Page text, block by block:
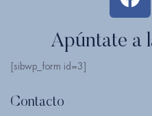
Apúntate a
[sibwp_form id=3]
Contacto